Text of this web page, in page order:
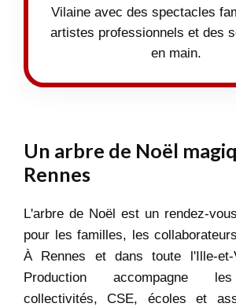
Vilaine avec des spectacles
artistes professionnels et des
en main.
Un arbre de Noël
Rennes
L'arbre de Noël est un rendez-
pour les familles, les
À Rennes et dans toute l'Ille-et-
Production accompagne
collectivités, CSE, écoles et